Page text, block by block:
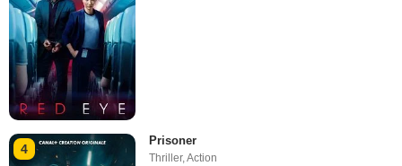
4
Prisoner
Thriller,Action